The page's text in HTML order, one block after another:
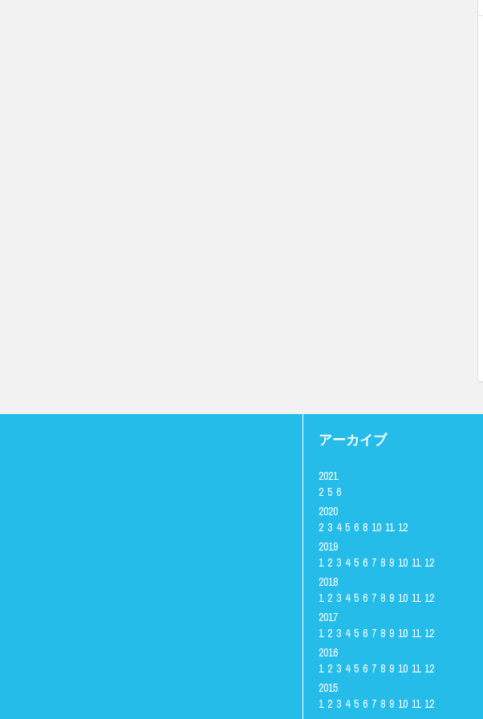
アーカイブ
2021
2 5 6
2020
2 3 4 5 6 8 10 11 12
2019
1 2 3 4 5 6 7 8 9 10 11 12
2018
1 2 3 4 5 6 7 8 9 10 11 12
2017
1 2 3 4 5 6 7 8 9 10 11 12
2016
1 2 3 4 5 6 7 8 9 10 11 12
2015
1 2 3 4 5 6 7 8 9 10 11 12